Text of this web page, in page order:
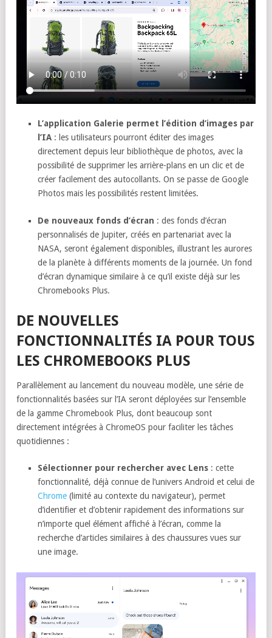
L’application Galerie permet l’édition d’images par
l’IA : les utilisateurs pourront éditer des images
directement depuis leur bibliothèque de photos, avec la
possibilité de supprimer les arrière-plans en un clic et de
créer facilement des autocollants. On se passe de Google
Photos mais les possibilités restent limitées.
De nouveaux fonds d’écran : des fonds d’écran
personnalisés de Jupiter, créés en partenariat avec la
NASA, seront également disponibles, illustrant les aurores
de la planète à différents moments de la journée. Un fond
d’écran dynamique similaire à ce qu’il existe déjà sur les
Chromebooks Plus.
DE NOUVELLES
FONCTIONNALITÉS IA POUR TOUS
LES CHROMEBOOKS PLUS
Parallèlement au lancement du nouveau modèle, une série de
fonctionnalités basées sur l’IA seront déployées sur l’ensemble
de la gamme Chromebook Plus, dont beaucoup sont
directement intégrées à ChromeOS pour faciliter les tâches
quotidiennes :
Sélectionner pour rechercher avec Lens : cette
fonctionnalité, déjà connue de l’univers Android et celui de
Chrome (limité au contexte du navigateur), permet
d’identifier et d’obtenir rapidement des informations sur
n’importe quel élément affiché à l’écran, comme la
recherche d’articles similaires à des chaussures vues sur
une image.